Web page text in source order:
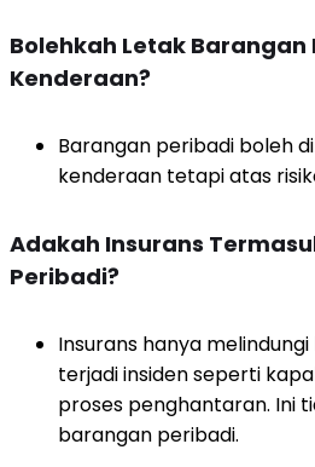
Bolehkah Letak
Kenderaan?
Barangan peribadi boleh
kenderaan tetapi atas
Adakah Insurans
Peribadi?
Insurans hanya
terjadi insiden seperti
proses penghantaran. Ini
barangan peribadi.